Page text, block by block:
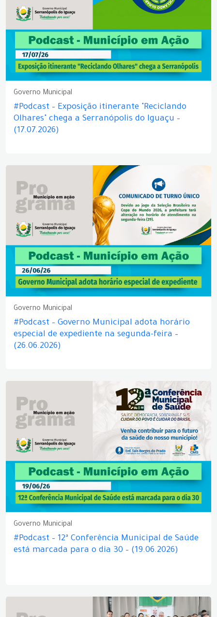
Governo Municipal
#Podcast – Exposição itinerante "Reciclando
Olhares" chega a Serranópolis do Iguaçu –
(17.07.2026)
Governo Municipal
#Podcast – Governo Municipal adota horário
especial de expediente na segunda-feira –
(26.06.2026)
Governo Municipal
#Podcast – 12ª Conferência Municipal de Saúde
está marcada para o dia 30 – (19.06.2026)